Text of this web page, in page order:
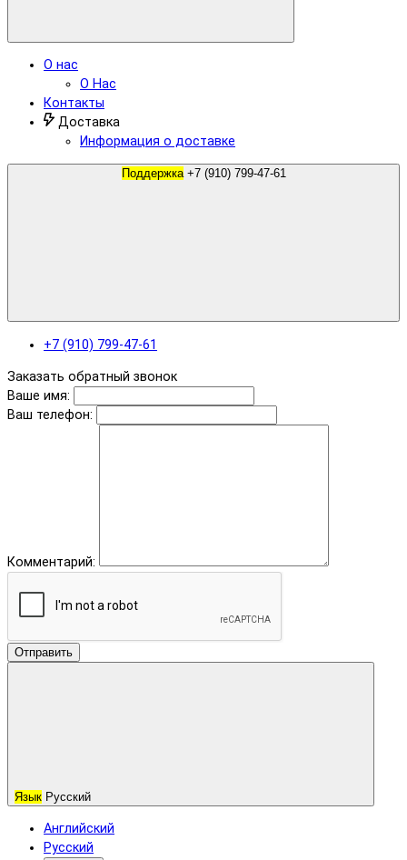
О нас
О Нас
Контакты
Доставка
Информация о доставке
Поддержка +7 (910) 799-47-61
+7 (910) 799-47-61
Заказать обратный звонок
Ваше имя:
Ваш телефон:
Комментарий:
Отправить
Язык Русский
Английский
Русский